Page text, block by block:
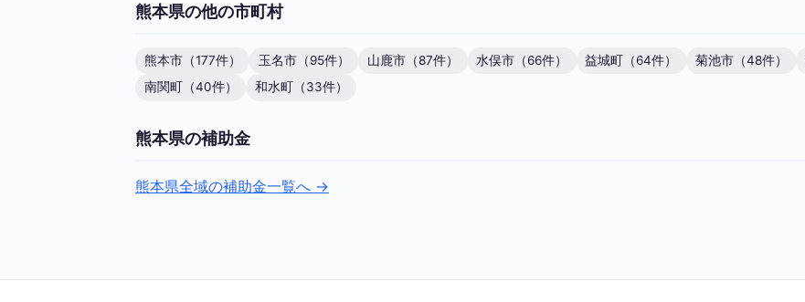
熊本県の他の市町村
熊本市（177件） 玉名市（95件） 山鹿市（87件） 水俣市（66件） 益城町（64件） 菊池市（48件）
南関町（40件）
和水町（33件）
熊本県の補助金
熊本県全域の補助金一覧へ →